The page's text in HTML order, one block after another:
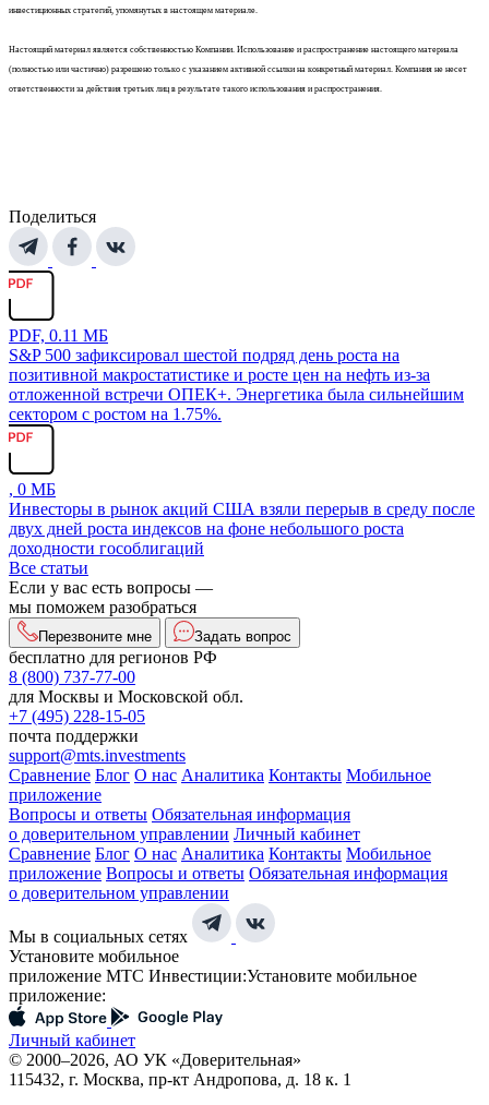
инвестиционных стратегий, упомянутых в настоящем материале.
Настоящий материал является собственностью Компании. Использование и распространение настоящего материала
(полностью или частично) разрешено только с указанием активной ссылки на конкретный материал. Компания не несет
ответственности за действия третьих лиц в результате такого использования и распространения.
Поделиться
PDF, 0.11 МБ
S&P 500 зафиксировал шестой подряд день роста на
позитивной макростатистике и росте цен на нефть из-за
отложенной встречи ОПЕК+. Энергетика была сильнейшим
сектором с ростом на 1.75%.
, 0 МБ
Инвесторы в рынок акций США взяли перерыв в среду после
двух дней роста индексов на фоне небольшого роста
доходности гособлигаций
Все статьи
Если у вас есть вопросы —
мы поможем разобраться
Перезвоните мне Задать вопрос
бесплатно для регионов РФ
8 (800) 737-77-00
для Москвы и Московской обл.
+7 (495) 228-15-05
почта поддержки
support@mts.investments
Сравнение Блог О нас Аналитика Контакты Мобильное
приложение
Вопросы и ответы Обязательная информация
о доверительном управлении Личный кабинет
Сравнение Блог О нас Аналитика Контакты Мобильное
приложение Вопросы и ответы Обязательная информация
о доверительном управлении
Мы в социальных сетях
Установите мобильное
приложение МТС Инвестиции:Установите мобильное
приложение:
Личный кабинет
© 2000–2026, АО УК «Доверительная»
115432, г. Москва, пр-кт Андропова, д. 18 к. 1